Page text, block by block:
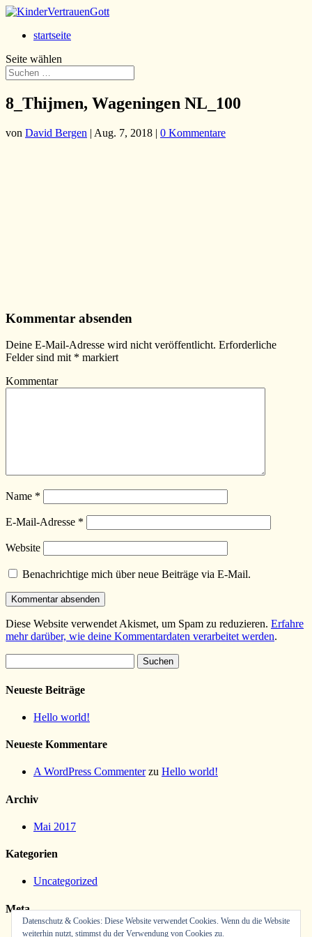
startseite
Seite wählen
8_Thijmen, Wageningen NL_100
von David Bergen | Aug. 7, 2018 | 0 Kommentare
Kommentar absenden
Deine E-Mail-Adresse wird nicht veröffentlicht. Erforderliche
Felder sind mit * markiert
Kommentar
Name *
E-Mail-Adresse *
Website
Benachrichtige mich über neue Beiträge via E-Mail.
Diese Website verwendet Akismet, um Spam zu reduzieren. Erfahre
mehr darüber, wie deine Kommentardaten verarbeitet werden.
nach:
Neueste Beiträge
Hello world!
Neueste Kommentare
A WordPress Commenterzu Hello world!
Archiv
Mai 2017
Kategorien
Uncategorized
Meta
Datenschutz & Cookies: Diese Website verwendet Cookies. Wenn du die Website
weiterhin nutzt, stimmst du der Verwendung von Cookies zu.